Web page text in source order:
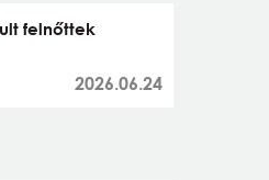
felnőttek
2026.06.24